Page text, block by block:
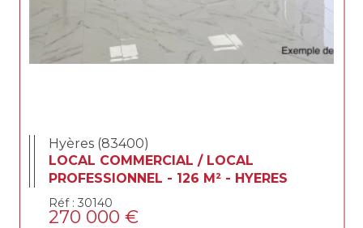
Hyères (83400)
LOCAL COMMERCIAL / LOCAL
PROFESSIONNEL - 126 M² - HYERES
Réf : 30140
270 000 €